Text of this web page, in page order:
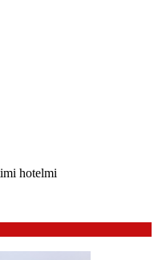
hotelmi